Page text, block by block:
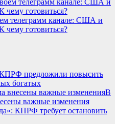
телеграмм канале: США и
чему готовиться?
предложили повысить
богатых
В
важные изменения